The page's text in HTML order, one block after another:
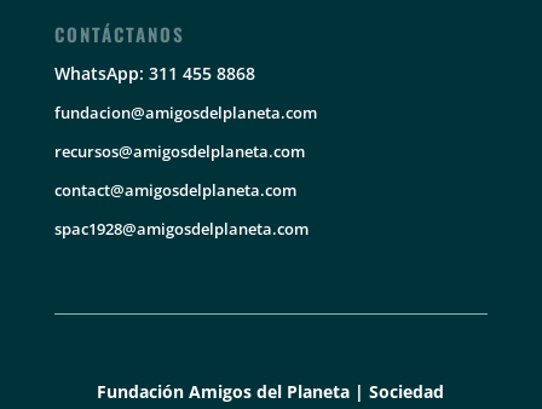
CONTÁCTANOS
WhatsApp: 311 455 8868
fundacion@amigosdelplaneta.com
recursos@amigosdelplaneta.com
contact@amigosdelplaneta.com
spac1928@amigosdelplaneta.com
Fundación Amigos del Planeta | Sociedad